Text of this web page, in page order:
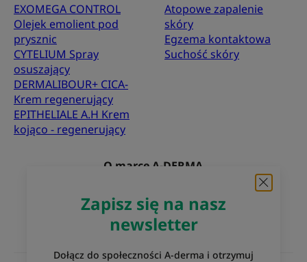
Zapisz się na nasz
newsletter
Dołącz do społeczności A-derma i otrzymuj
EXOMEGA CONTROL
Olejek emolient pod
prysznic
CYTELIUM Spray
osuszający
DERMALIBOUR+ CICA-
Krem regenerujący
EPITHELIALE A.H Krem
kojąco - regenerujący
Atopowe zapalenie
skóry
Egzema kontaktowa
Suchość skóry
O marce A-DERMA
Najczęściej zadawane pytania